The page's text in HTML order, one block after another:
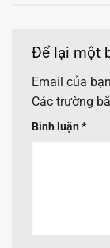
Để lại một
Email của
Các trường
Bình luận *